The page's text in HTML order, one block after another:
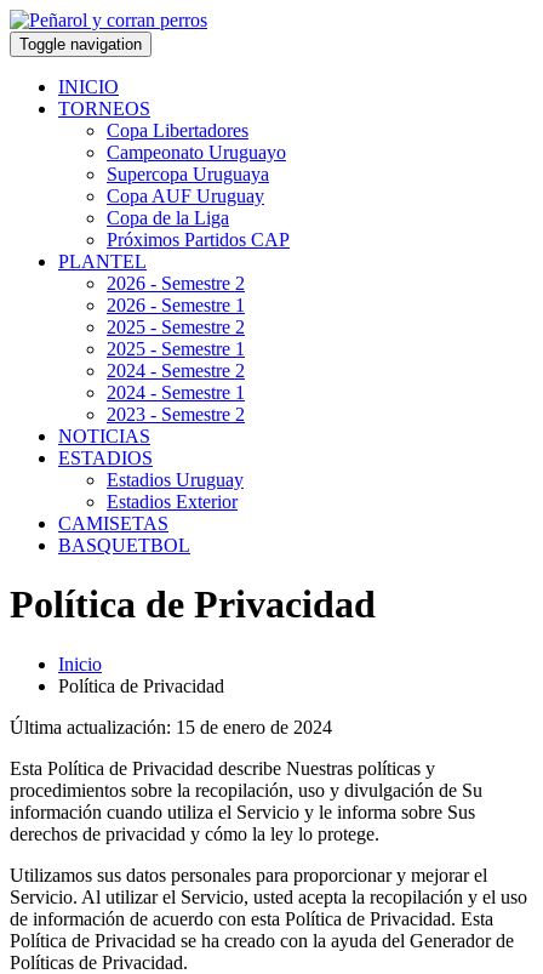
Toggle navigation
INICIO
TORNEOS
Copa Libertadores
Campeonato Uruguayo
Supercopa Uruguaya
Copa AUF Uruguay
Copa de la Liga
Próximos Partidos CAP
PLANTEL
2026 - Semestre 2
2026 - Semestre 1
2025 - Semestre 2
2025 - Semestre 1
2024 - Semestre 2
2024 - Semestre 1
2023 - Semestre 2
NOTICIAS
ESTADIOS
Estadios Uruguay
Estadios Exterior
CAMISETAS
BASQUETBOL
Política de Privacidad
Inicio
Política de Privacidad
Última actualización: 15 de enero de 2024
Esta Política de Privacidad describe Nuestras políticas y
procedimientos sobre la recopilación, uso y divulgación de Su
información cuando utiliza el Servicio y le informa sobre Sus
derechos de privacidad y cómo la ley lo protege.
Utilizamos sus datos personales para proporcionar y mejorar el
Servicio. Al utilizar el Servicio, usted acepta la recopilación y el uso
de información de acuerdo con esta Política de Privacidad. Esta
Política de Privacidad se ha creado con la ayuda del Generador de
Políticas de Privacidad.